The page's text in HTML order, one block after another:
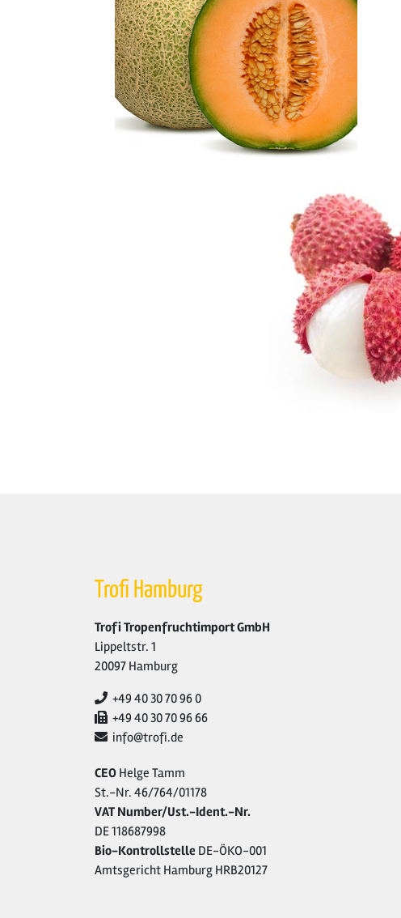
Trofi Hamburg
Trofi Tropenfruchtimport GmbH
Lippeltstr. 1
20097 Hamburg
+49 40 30 70 96 0
+49 40 30 70 96 66
info@trofi.de
CEO Helge Tamm
St.-Nr. 46/764/01178
VAT Number/Ust.-Ident.-Nr.
DE 118687998
Bio-Kontrollstelle DE-ÖKO-001
Amtsgericht Hamburg HRB20127